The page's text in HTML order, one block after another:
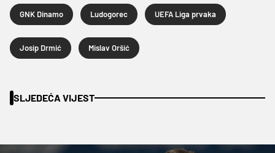
GNK Dinamo Ludogorec UEFA Liga prvaka
Josip Drmić Mislav Oršić
SLJEDEĆA VIJEST